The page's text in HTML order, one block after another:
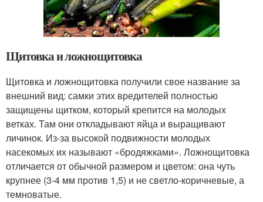
Щитовка и ложнощитовка
Щитовка и ложнощитовка получили свое название за
внешний вид: самки этих вредителей полностью
защищены щитком, который крепится на молодых
ветках. Там они откладывают яйца и выращивают
личинок. Из-за высокой подвижности молодых
насекомых их называют «бродяжками». Ложнощитовка
отличается от обычной размером и цветом: она чуть
крупнее (3-4 мм против 1,5) и не светло-коричневые, а
темноватые.